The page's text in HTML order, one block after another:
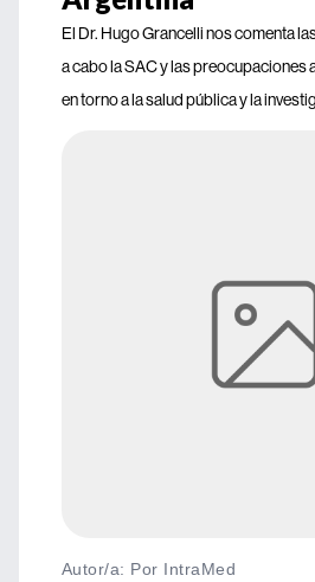
El Dr. Hugo Grancelli nos comenta
a cabo la SAC y las preocupaciones
en torno a la salud pública y la
Autor/a: Por IntraMed